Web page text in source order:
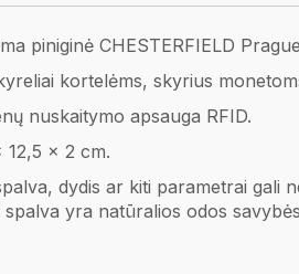
piniginė CHESTERFIELD
kortelėms, skyrius
nuskaitymo apsauga RFID.
12,5 x 2 cm.
dydis ar kiti parametrai gali
yra natūralios odos